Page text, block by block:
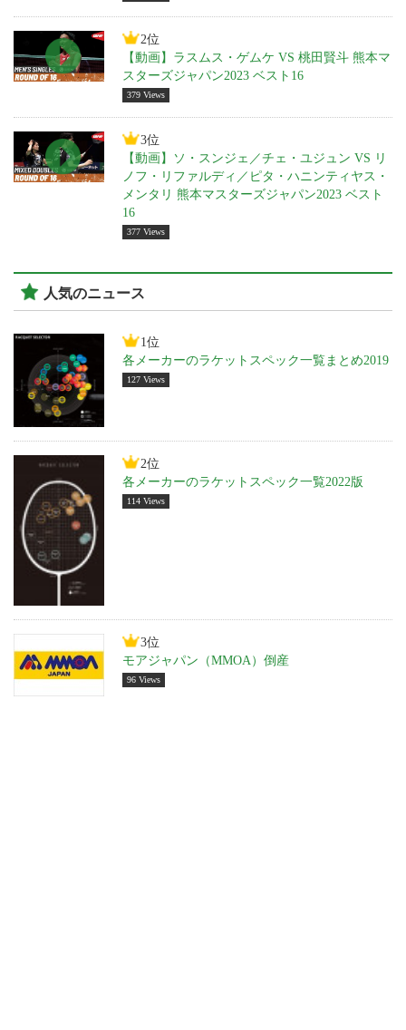
2位
【動画】ラスムス・ゲムケ VS 桃田賢斗 熊本マ
スターズジャパン2023 ベスト16
379 Views
3位
【動画】ソ・スンジェ／チェ・ユジュン VS リ
ノフ・リファルディ／ピタ・ハニンティヤス・
メンタリ 熊本マスターズジャパン2023 ベスト
16
377 Views
人気のニュース
1位
各メーカーのラケットスペック一覧まとめ2019
127 Views
2位
各メーカーのラケットスペック一覧2022版
114 Views
3位
モアジャパン（MMOA）倒産
96 Views